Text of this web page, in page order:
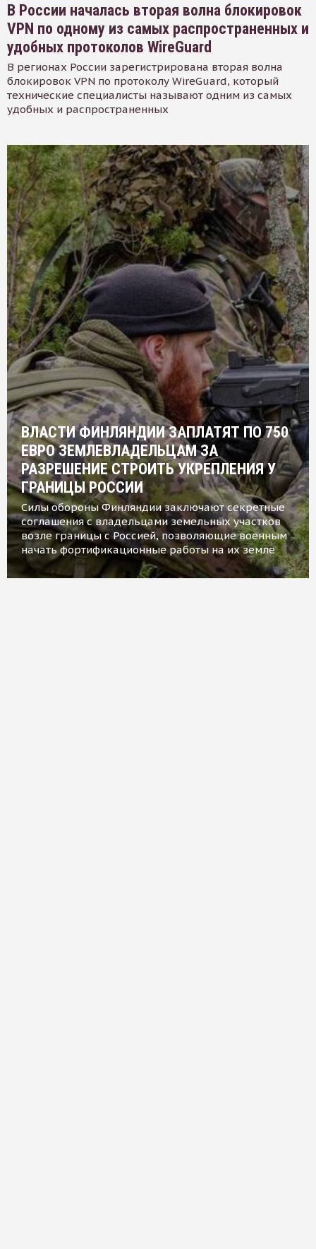
В России началась вторая волна блокировок
VPN по одному из самых распространенных и
удобных протоколов WireGuard
В регионах России зарегистрирована вторая волна
блокировок VPN по протоколу WireGuard, который
технические специалисты называют одним из самых
удобных и распространенных
ВЛАСТИ ФИНЛЯНДИИ ЗАПЛАТЯТ ПО 750
ЕВРО ЗЕМЛЕВЛАДЕЛЬЦАМ ЗА
РАЗРЕШЕНИЕ СТРОИТЬ УКРЕПЛЕНИЯ У
ГРАНИЦЫ РОССИИ
Силы обороны Финляндии заключают секретные
соглашения с владельцами земельных участков
возле границы с Россией, позволяющие военным
начать фортификационные работы на их земле